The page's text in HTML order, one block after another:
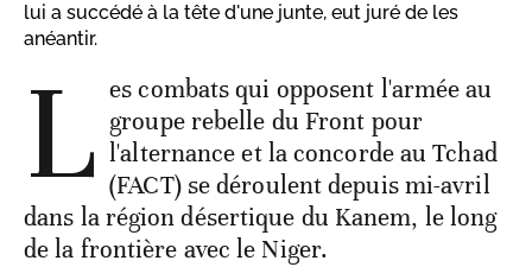
lui a succédé à la tête d'une junte, eut juré de les
anéantir.
L es combats qui opposent l'armée au
groupe rebelle du Front pour
l'alternance et la concorde au Tchad
(FACT) se déroulent depuis mi-avril
dans la région désertique du Kanem, le long
de la frontière avec le Niger.